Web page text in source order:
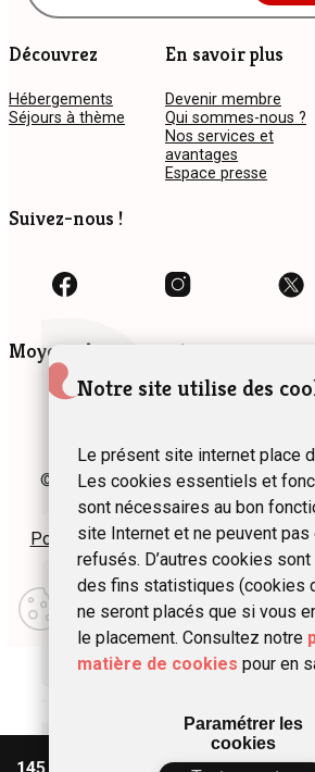
145 €
Découvrez
Hébergements
Séjours à thème
En savoir plus
Devenir membre
Qui sommes-nous ?
Nos services et
avantages
Espace presse
Suivez-nous !
Moyens de paiement
Modifier
mes
préférences
d\’utilisation
© 2024 Fédération des Gîtes et
Wallonie asbl
Politique de confidentialitéPlan du
Notre site utilise des
Le présent site internet place
Les cookies essentiels et
sont nécessaires au bon
site Internet et ne peuvent pas
refusés. D’autres cookies
des fins statistiques (cookies
ne seront placés que si vous
le placement. Consultez notre
matière de cookies pour en
Paramétrer les
cookies